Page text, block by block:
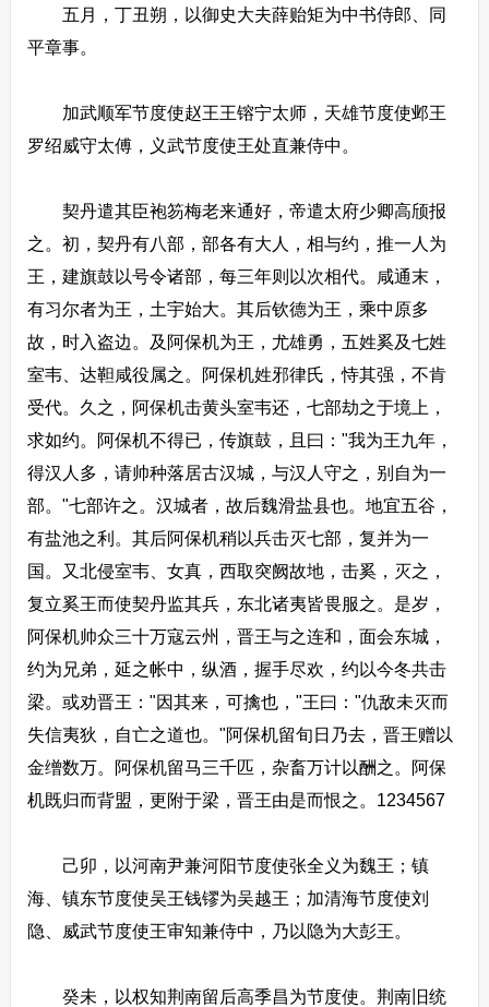
五月，丁丑朔，以御史大夫薛贻矩为中书侍郎、同
平章事。
加武顺军节度使赵王王镕宁太师，天雄节度使邺王
罗绍威守太傅，义武节度使王处直兼侍中。
契丹遣其臣袍笏梅老来通好，帝遣太府少卿高颀报
之。初，契丹有八部，部各有大人，相与约，推一人为
王，建旗鼓以号令诸部，每三年则以次相代。咸通末，
有习尔者为王，土宇始大。其后钦德为王，乘中原多
故，时入盗边。及阿保机为王，尤雄勇，五姓奚及七姓
室韦、达靼咸役属之。阿保机姓邪律氏，恃其强，不肯
受代。久之，阿保机击黄头室韦还，七部劫之于境上，
求如约。阿保机不得已，传旗鼓，且曰："我为王九年，
得汉人多，请帅种落居古汉城，与汉人守之，别自为一
部。"七部许之。汉城者，故后魏滑盐县也。地宜五谷，
有盐池之利。其后阿保机稍以兵击灭七部，复并为一
国。又北侵室韦、女真，西取突阙故地，击奚，灭之，
复立奚王而使契丹监其兵，东北诸夷皆畏服之。是岁，
阿保机帅众三十万寇云州，晋王与之连和，面会东城，
约为兄弟，延之帐中，纵酒，握手尽欢，约以今冬共击
梁。或劝晋王："因其来，可擒也，"王曰："仇敌未灭而
失信夷狄，自亡之道也。"阿保机留旬日乃去，晋王赠以
金缯数万。阿保机留马三千匹，杂畜万计以酬之。阿保
机既归而背盟，更附于梁，晋王由是而恨之。1234567
己卯，以河南尹兼河阳节度使张全义为魏王；镇
海、镇东节度使吴王钱镠为吴越王；加清海节度使刘
隐、威武节度使王审知兼侍中，乃以隐为大彭王。
癸未，以权知荆南留后高季昌为节度使。荆南旧统